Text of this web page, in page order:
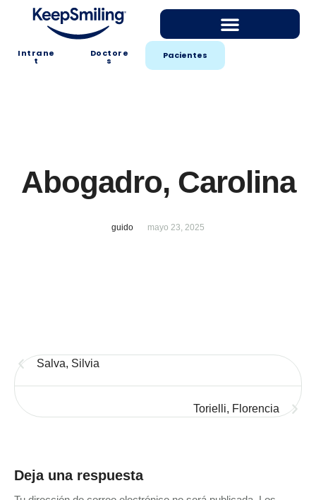
Intrane
t
Doctore
s Pacientes
Abogadro, Carolina
guido mayo 23, 2025
Salva, Silvia
Torielli, Florencia
Deja una respuesta